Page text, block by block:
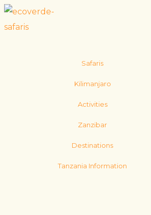
Safaris
Kilimanjaro
Activities
Zanzibar
Destinations
Tanzania Information